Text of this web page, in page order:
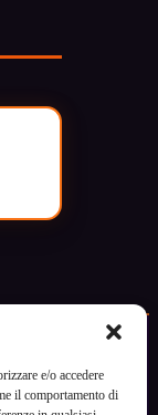
e/o accedere
il comportamento di